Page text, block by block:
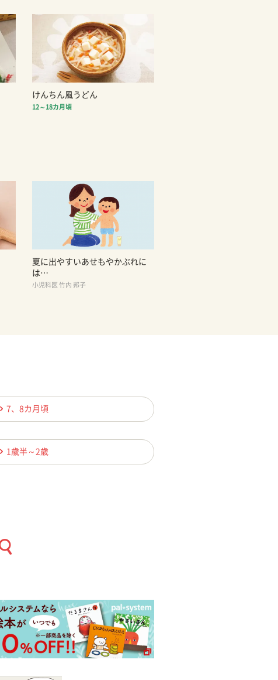
けんちん風うどん
12～18カ月頃
夏に出やすいあせもやかぶれに
は…
小児科医 竹内 邦子
7、8カ月頃
1歳半～2歳